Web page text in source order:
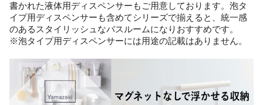
書かれた液体用ディスペンサーもご用意しております。泡タ
イプ用ディスペンサーも含めてシリーズで揃えると、統一感
のあるスタイリッシュなバスルームになりおすすめです。
※泡タイプ用ディスペンサーには用途の記載はありません。